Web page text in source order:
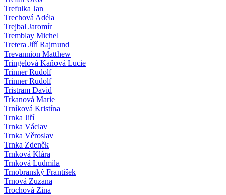
Trefulka Jan
Trechová Adéla
Trejbal Jaromír
Tremblay Michel
Tretera Jiří Rajmund
Trevannion Matthew
Tringelová Kaňová Lucie
Trinner Rudolf
Trinner Rudolf
Tristram David
Trkanová Marie
Trníková Kristína
Trnka Jiří
Trnka Václav
Trnka Věroslav
Trnka Zdeněk
Trnková Klára
Trnková Ludmila
Trnobranský František
Trnová Zuzana
Trochová Zina